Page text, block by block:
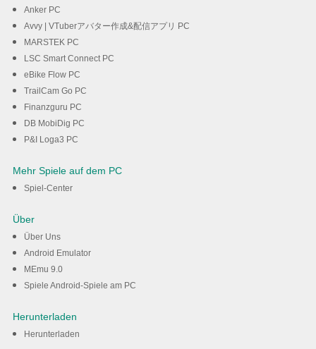
Anker PC
Avvy | VTuberアバター作成&配信アプリ PC
MARSTEK PC
LSC Smart Connect PC
eBike Flow PC
TrailCam Go PC
Finanzguru PC
DB MobiDig PC
P&I Loga3 PC
Mehr Spiele auf dem PC
Spiel-Center
Über
Über Uns
Android Emulator
MEmu 9.0
Spiele Android-Spiele am PC
Herunterladen
Herunterladen